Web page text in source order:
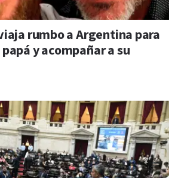
rumbo a Argentina para
y acompañar a su